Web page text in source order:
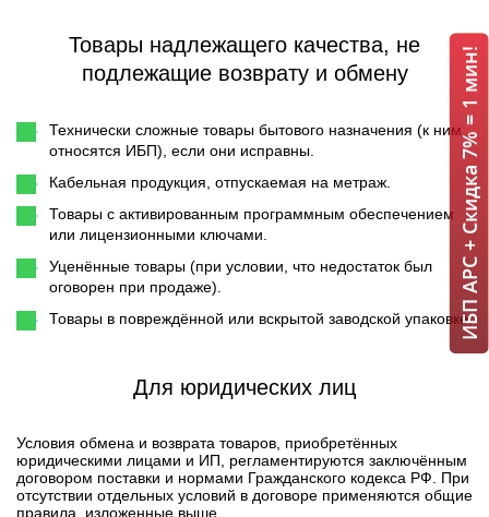
Товары надлежащего качества, не
подлежащие возврату и обмену
Технически сложные товары бытового назначения (к ним
относятся ИБП), если они исправны.
Кабельная продукция, отпускаемая на метраж.
Товары с активированным программным обеспечением
или лицензионными ключами.
Уценённые товары (при условии, что недостаток был
оговорен при продаже).
Товары в повреждённой или вскрытой заводской упаковке.
Для юридических лиц
Условия обмена и возврата товаров, приобретённых
юридическими лицами и ИП, регламентируются заключённым
договором поставки и нормами Гражданского кодекса РФ. При
отсутствии отдельных условий в договоре применяются общие
правила, изложенные выше.
ИБП APC + Скидка 7% = 1 мин!